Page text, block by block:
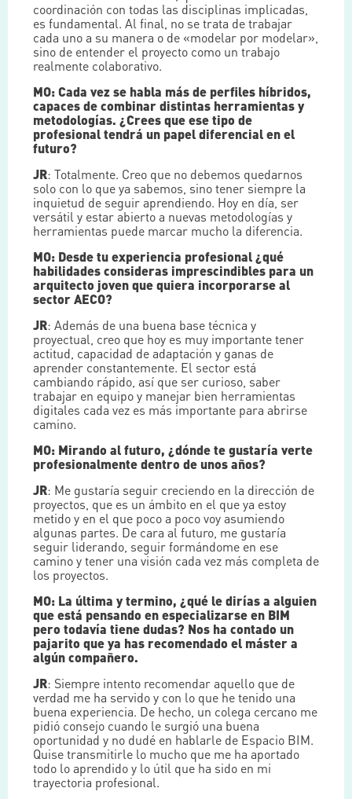
coordinación con todas las disciplinas implicadas,
es fundamental. Al final, no se trata de trabajar
cada uno a su manera o de «modelar por modelar»,
sino de entender el proyecto como un trabajo
realmente colaborativo.
MO: Cada vez se habla más de perfiles híbridos,
capaces de combinar distintas herramientas y
metodologías. ¿Crees que ese tipo de
profesional tendrá un papel diferencial en el
futuro?
JR: Totalmente. Creo que no debemos quedarnos
solo con lo que ya sabemos, sino tener siempre la
inquietud de seguir aprendiendo. Hoy en día, ser
versátil y estar abierto a nuevas metodologías y
herramientas puede marcar mucho la diferencia.
MO: Desde tu experiencia profesional ¿qué
habilidades consideras imprescindibles para un
arquitecto joven que quiera incorporarse al
sector AECO?
JR: Además de una buena base técnica y
proyectual, creo que hoy es muy importante tener
actitud, capacidad de adaptación y ganas de
aprender constantemente. El sector está
cambiando rápido, así que ser curioso, saber
trabajar en equipo y manejar bien herramientas
digitales cada vez es más importante para abrirse
camino.
MO: Mirando al futuro, ¿dónde te gustaría verte
profesionalmente dentro de unos años?
JR: Me gustaría seguir creciendo en la dirección de
proyectos, que es un ámbito en el que ya estoy
metido y en el que poco a poco voy asumiendo
algunas partes. De cara al futuro, me gustaría
seguir liderando, seguir formándome en ese
camino y tener una visión cada vez más completa de
los proyectos.
MO: La última y termino, ¿qué le dirías a alguien
que está pensando en especializarse en BIM
pero todavía tiene dudas? Nos ha contado un
pajarito que ya has recomendado el máster a
algún compañero.
JR: Siempre intento recomendar aquello que de
verdad me ha servido y con lo que he tenido una
buena experiencia. De hecho, un colega cercano me
pidió consejo cuando le surgió una buena
oportunidad y no dudé en hablarle de Espacio BIM.
Quise transmitirle lo mucho que me ha aportado
todo lo aprendido y lo útil que ha sido en mi
trayectoria profesional.